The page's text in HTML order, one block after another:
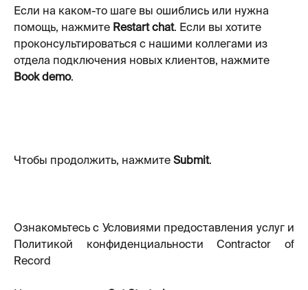
Если на каком-то шаге вы ошиблись или нужна
помощь, нажмите Restart chat. Если вы хотите
проконсультироваться с нашими коллегами из
отдела подключения новых клиентов, нажмите
Book demo.
Чтобы продолжить, нажмите Submit.
Ознакомьтесь с Условиями предоставления услуг и
Политикой конфиденциальности Contractor of
Record